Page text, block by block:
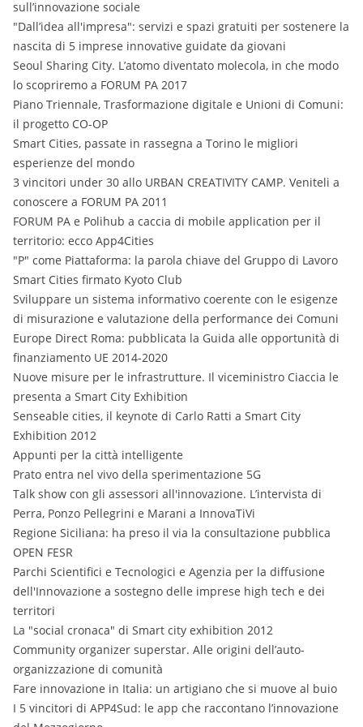
sull’innovazione sociale
"Dall’idea all'impresa": servizi e spazi gratuiti per sostenere la
nascita di 5 imprese innovative guidate da giovani
Seoul Sharing City. L’atomo diventato molecola, in che modo
lo scopriremo a FORUM PA 2017
Piano Triennale, Trasformazione digitale e Unioni di Comuni:
il progetto CO-OP
Smart Cities, passate in rassegna a Torino le migliori
esperienze del mondo
3 vincitori under 30 allo URBAN CREATIVITY CAMP. Veniteli a
conoscere a FORUM PA 2011
FORUM PA e Polihub a caccia di mobile application per il
territorio: ecco App4Cities
"P" come Piattaforma: la parola chiave del Gruppo di Lavoro
Smart Cities firmato Kyoto Club
Sviluppare un sistema informativo coerente con le esigenze
di misurazione e valutazione della performance dei Comuni
Europe Direct Roma: pubblicata la Guida alle opportunità di
finanziamento UE 2014-2020
Nuove misure per le infrastrutture. Il viceministro Ciaccia le
presenta a Smart City Exhibition
Senseable cities, il keynote di Carlo Ratti a Smart City
Exhibition 2012
Appunti per la città intelligente
Prato entra nel vivo della sperimentazione 5G
Talk show con gli assessori all'innovazione. L’intervista di
Perra, Ponzo Pellegrini e Marani a InnovaTiVi​​
Regione Siciliana: ha preso il via la consultazione pubblica
OPEN FESR
Parchi Scientifici e Tecnologici e Agenzia per la diffusione
dell'Innovazione a sostegno delle imprese high tech e dei
territori
La "social cronaca" di Smart city exhibition 2012
Community organizer superstar. Alle origini dell’auto-
organizzazione di comunità
Fare innovazione in Italia: un artigiano che si muove al buio
I 5 vincitori di APP4Sud: le app che raccontano l’innovazione